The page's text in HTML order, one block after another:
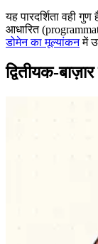
यह पारदर्शिता वही
आधारित
डोमेन का मूल्यांकनमें
द्वितीयक-